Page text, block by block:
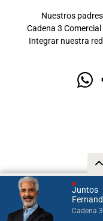
Juntos
Cadena 3
Nuestros
Cadena 3 Comercial
Integrar nuestra red